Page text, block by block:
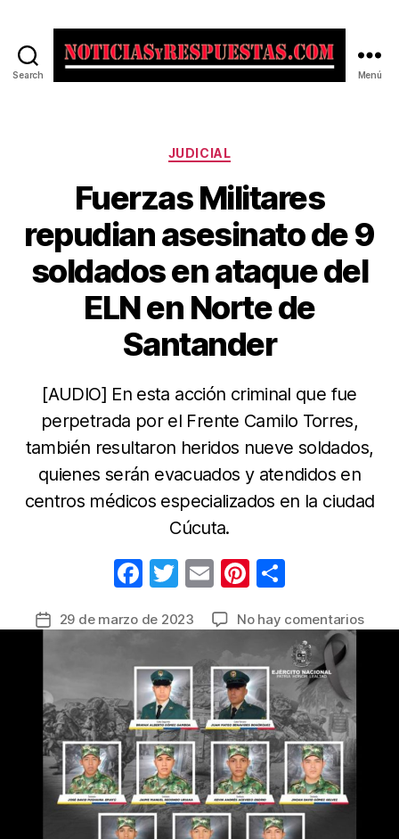
Search Menú
Categorías
JUDICIAL
Fuerzas Militares
repudian asesinato de 9
soldados en ataque del
ELN en Norte de
Santander
[AUDIO] En esta acción criminal que fue
perpetrada por el Frente Camilo Torres,
también resultaron heridos nueve soldados,
quienes serán evacuados y atendidos en
centros médicos especializados en la ciudad
Cúcuta.
F
c
e
b
o
o
k
T
itt
er
E
ail
Pi
er
e
st
m
p
ar
tir
Fecha29 de marzo de 2023 No hay comentariosen